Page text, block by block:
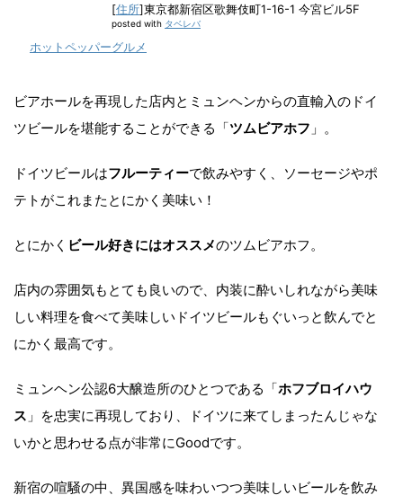
[住所]東京都新宿区歌舞伎町1-16-1 今宮ビル5F
posted with タベレバ
ホットペッパーグルメ
ビアホールを再現した店内とミュンヘンからの直輸入のドイ
ツビールを堪能することができる「ツムビアホフ 」。
ドイツビールはフルーティーで飲みやすく、ソーセージやポ
テトがこれまたとにかく美味い！
とにかく ビール好きにはオススメのツムビアホフ。
店内の雰囲気もとても良いので、内装に酔いしれながら美味
しい料理を食べて美味しいドイツビールもぐいっと飲んでと
にかく最高です。
ミュンヘン公認6大醸造所のひとつである「ホフブロイハウ
ス 」を忠実に再現しており、ドイツに来てしまったんじゃな
いかと思わせる点が非常にGoodです。
新宿の喧騒の中、異国感を味わいつつ美味しいビールを飲み